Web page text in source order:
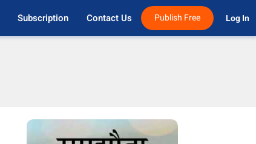
Subscription Contact Us Publish Free Log In